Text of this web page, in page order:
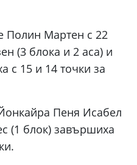
Полин Мартен с 22
(3 блока и 2 аса) и
с 15 и 14 точки за
Пеня Исабел
(1 блок) завършиха